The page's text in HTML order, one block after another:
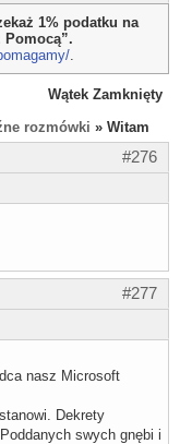
1% podatku na
Pomocą”.
.
Wątek Zamknięty
rozmówki » Witam
#276
#277
nasz Microsoft
Dekrety
swych gnębi i